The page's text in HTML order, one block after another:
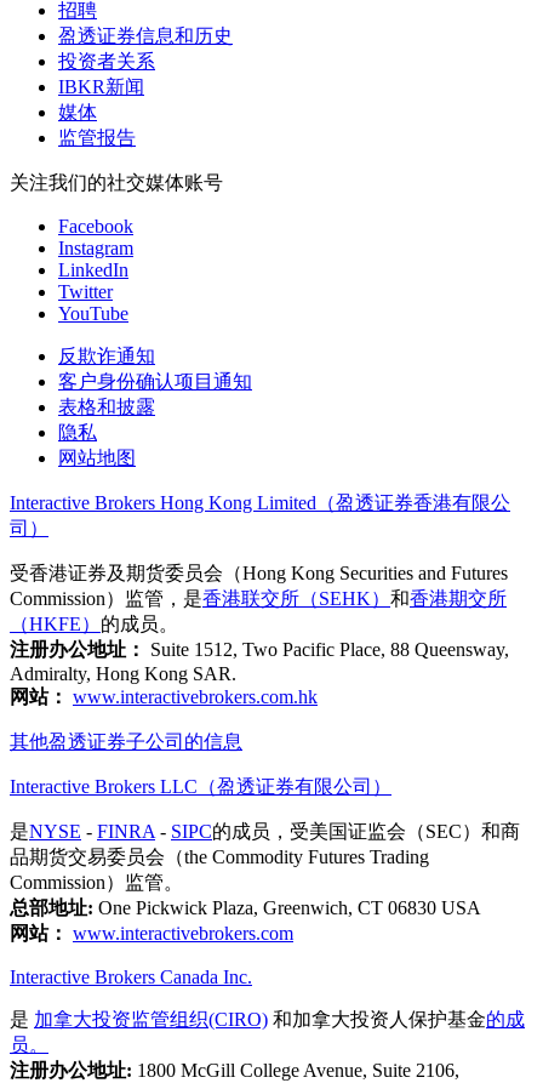
招聘
盈透证券信息和历史
投资者关系
IBKR新闻
媒体
监管报告
关注我们的社交媒体账号
Facebook
Instagram
LinkedIn
Twitter
YouTube
反欺诈通知
客户身份确认项目通知
表格和披露
隐私
网站地图
Interactive Brokers Hong Kong Limited（盈透证券香港有限公
司）
受香港证券及期货委员会（Hong Kong Securities and Futures
Commission）监管，是香港联交所（SEHK） 和香港期交所
（HKFE） 的成员。
注册办公地址：
Suite 1512, Two Pacific Place, 88 Queensway,
Admiralty, Hong Kong SAR.
网站： www.interactivebrokers.com.hk
其他盈透证券子公司的信息
Interactive Brokers LLC（盈透证券有限公司）
是NYSE - FINRA - SIPC的成员，受美国证监会（SEC）和商
品期货交易委员会（the Commodity Futures Trading
Commission）监管。
总部地址: One Pickwick Plaza, Greenwich, CT 06830 USA
网站： www.interactivebrokers.com
Interactive Brokers Canada Inc.
是 加拿大投资监管组织(CIRO) 和加拿大投资人保护基金的成
员。
注册办公地址: 1800 McGill College Avenue, Suite 2106,